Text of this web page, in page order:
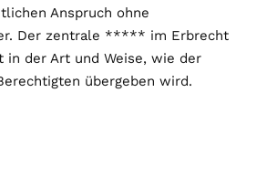
Anspruch ohne
Der zentrale ***** im Erbrecht
der Art und Weise, wie der
übergeben wird.